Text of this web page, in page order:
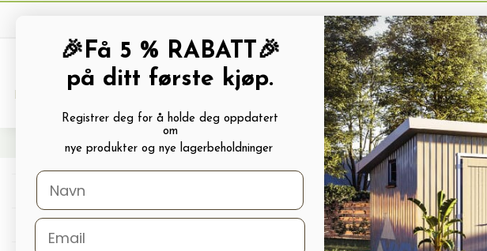
PRODUKTKATALOG ALLE TILBUDSVARER BRUKTE
Krydderfrø Engsyrefrø ROADLEAVED
Drivhus
🎉Få 5 % RABATT🎉
på ditt første kjøp.
Registrer deg for å holde deg oppdatert
om
nye produkter og nye lagerbeholdninger